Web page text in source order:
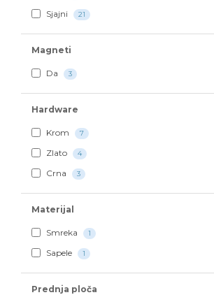
Sjajni 21
Magneti
Da 3
Hardware
Krom 7
Zlato 4
Crna 3
Materijal
Smreka 1
Sapele 1
Prednja ploča